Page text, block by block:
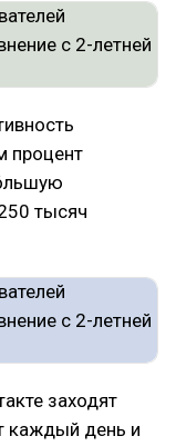
процент
тысяч
заходят
каждый день и